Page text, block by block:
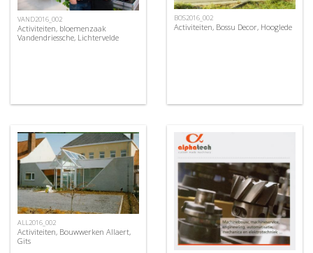
VAND2016_002
Activiteiten, bloemenzaak
Vandendriessche, Lichtervelde
BOS2016_002
Activiteiten, Bossu Decor, Hooglede
ALL2016_002
Activiteiten, Bouwwerken Allaert,
Gits